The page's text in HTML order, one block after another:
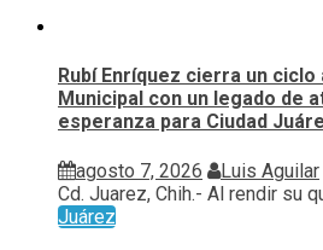
Rubí Enríquez cierra un
Municipal con un legado de
esperanza para Ciudad
agosto 7, 2026 Luis Aguilar
Cd. Juarez, Chih.- Al rendir su
Juárez